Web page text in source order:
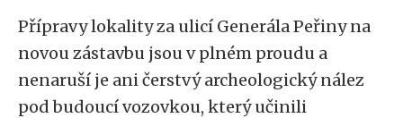
Přípravy lokality za ulicí Generála Peřiny na
novou zástavbu jsou v plném proudu a
nenaruší je ani čerstvý archeologický nález
pod budoucí vozovkou, který učinili